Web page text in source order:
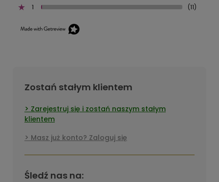
1 (11)
Zostań stałym klientem
Zarejestruj się i zostań naszym stałym
klientem
Masz już konto? Zaloguj się
Śledź nas na: